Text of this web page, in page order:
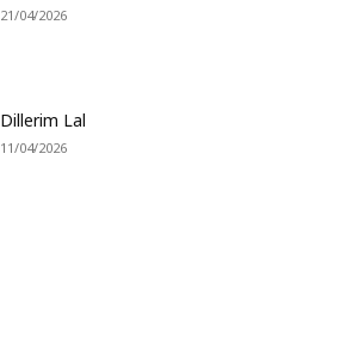
21/04/2026
Dillerim Lal
11/04/2026